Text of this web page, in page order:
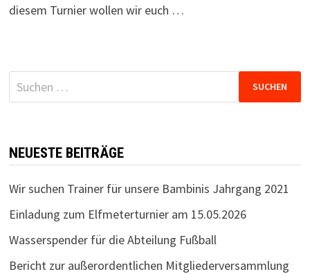
diesem Turnier wollen wir euch …
Suchen
nach:
NEUESTE BEITRÄGE
Wir suchen Trainer für unsere Bambinis Jahrgang 2021
Einladung zum Elfmeterturnier am 15.05.2026
Wasserspender für die Abteilung Fußball
Bericht zur außerordentlichen Mitgliederversammlung